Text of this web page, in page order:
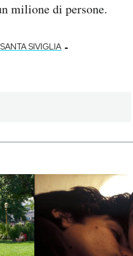
milione di persone.
SIVIGLIA -